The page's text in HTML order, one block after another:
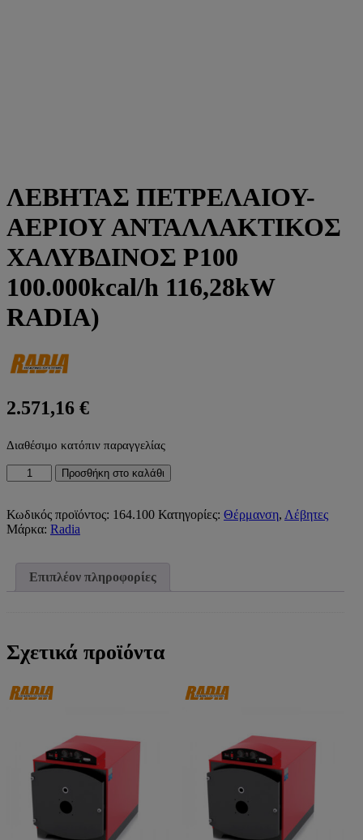
ΛΕΒΗΤΑΣ ΠΕΤΡΕΛΑΙΟΥ-
ΑΕΡΙΟΥ ΑΝΤΑΛΛΑΚΤΙΚΟΣ
ΧΑΛΥΒΔΙΝΟΣ P100
100.000kcal/h 116,28kW
RADIA)
2.571,16 €
Διαθέσιμο κατόπιν παραγγελίας
ΛΕΒΗΤΑΣ
ΠΕΤΡΕΛΑΙΟΥ-
ΑΝΤΑΛΛΑΚΤΙΚΟΣ
ΧΑΛΥΒΔΙΝΟΣ
116,28kW
RADIA)
Προσθήκη στο καλάθι
Κωδικός προϊόντος: 164.100 Κατηγορίες: Θέρμανση, Λέβητες
Μάρκα: Radia
Επιπλέον πληροφορίες
Σχετικά προϊόντα